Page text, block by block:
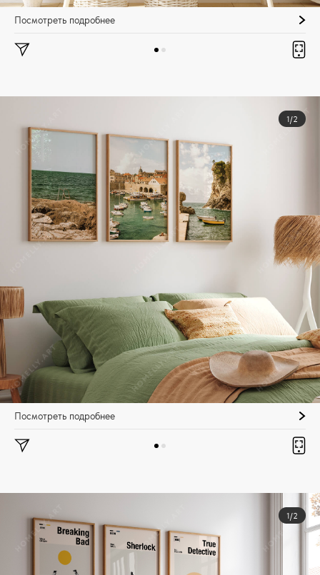
Посмотреть подробнее
1/2
Посмотреть подробнее
1/2